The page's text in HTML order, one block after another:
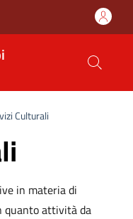
Culturali
in materia di
quanto attività da